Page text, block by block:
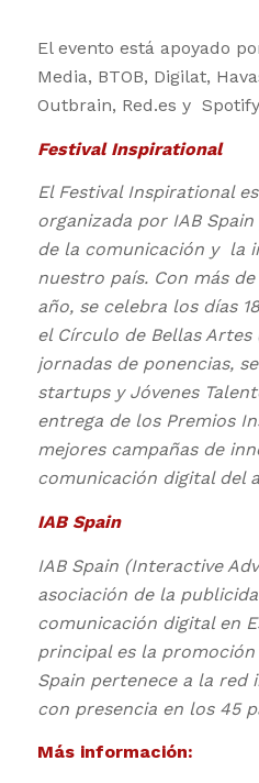
El evento está apoyado
Media, BTOB, Digilat,
Outbrain, Red.es y
Festival Inspirational
El Festival Inspirational
organizada por IAB
de la comunicación y la
nuestro país. Con más
año, se celebra los días
el Círculo de Bellas Artes
jornadas de ponencias,
startups y Jóvenes
entrega de los Premios
mejores campañas de
comunicación digital del
IAB Spain
IAB Spain (Interactive
asociación de la
comunicación digital en
principal es la
Spain pertenece a la red
con presencia en los 45
Más información: